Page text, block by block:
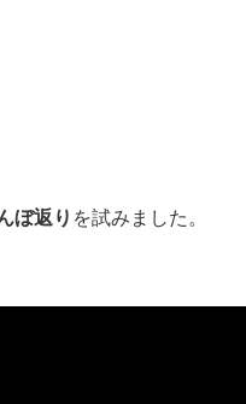
ぼ返り を試みました。